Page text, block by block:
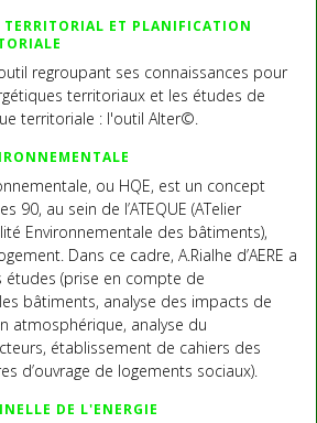
ET PLANIFICATION
regroupant ses connaissances pour
territoriaux et les études de
territoriale : l'outil Alter©.
ou HQE, est un concept
90, au sein de l’ATEQUE (ATelier
Environnementale des bâtiments),
Dans ce cadre, A.Rialhe d’AERE a
études (prise en compte de
bâtiments, analyse des impacts de
atmosphérique, analyse du
établissement de cahiers des
d’ouvrage de logements sociaux).
DE L'ENERGIE